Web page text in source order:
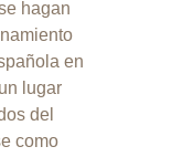
hagan
en
lugar
del
como